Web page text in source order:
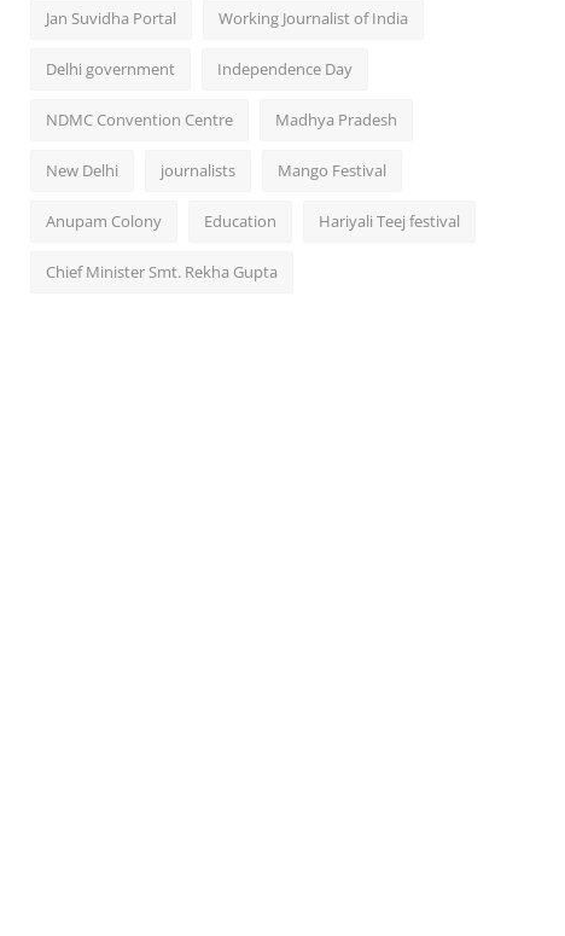
Jan Suvidha Portal Working Journalist of India
Delhi government Independence Day
NDMC Convention Centre Madhya Pradesh
New Delhi journalists Mango Festival
Anupam Colony Education Hariyali Teej festival
Chief Minister Smt. Rekha Gupta